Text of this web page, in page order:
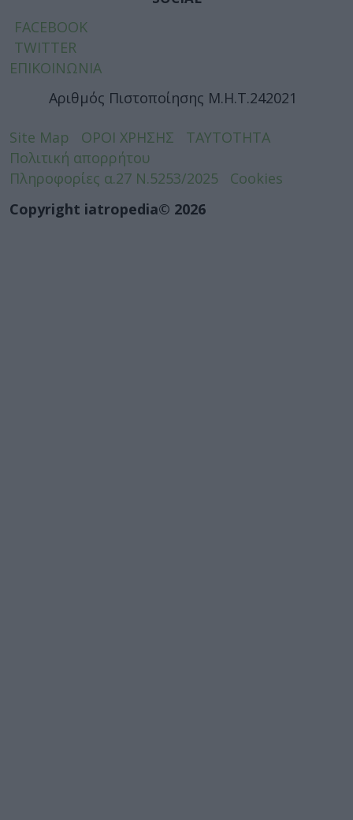
FACEBOOK
TWITTER
ΕΠΙΚΟΙΝΩΝΙΑ
Αριθμός Πιστοποίησης Μ.Η.Τ.242021
Site Map ΟΡΟΙ ΧΡΗΣΗΣ
ΤΑΥΤΟΤΗΤΑ
Πολιτική απορρήτου
Πληροφορίες α.27 Ν.5253/2025
Cookies
Copyright iatropedia© 2026